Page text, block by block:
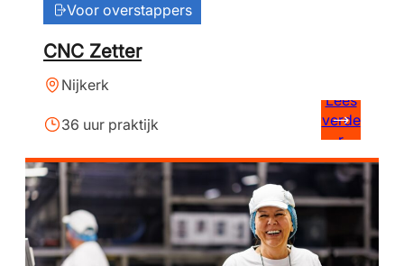
Voor overstappers
CNC Zetter
Nijkerk
36 uur praktijk
Lees
verde
r